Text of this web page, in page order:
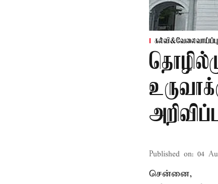
கல்வி&வேலைவாய்ப்பு
Published on: 04
சென்னை,